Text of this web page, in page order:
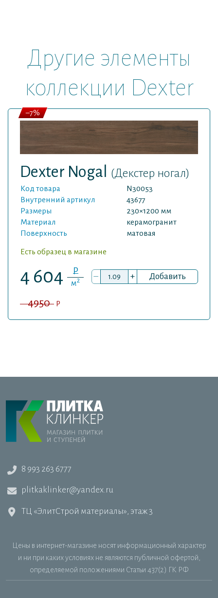
Другие элементы
коллекции Dexter
Dexter Nogal (Декстер ногал)
Код товара
N30053
Внутренний артикул
43677
Размеры
230×1200 мм
Материал
керамогранит
Поверхность
матовая
Есть образец в магазине
4 604 P
м2 – + Добавить
4950 P
–7%
8 993 263 6777
plitkaklinker@yandex.ru
ТЦ «ЭлитСтрой материалы», этаж 3
Цены в интернет-магазине носят информационный характер
и ни при каких условиях не являются публичной офертой,
определяемой положениями Статьи 437(2) ГК РФ